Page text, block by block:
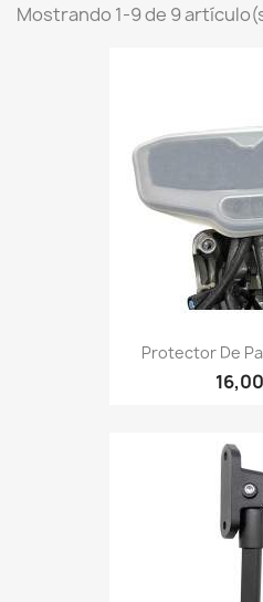
Mostrando 1-9 de 9
Protector De